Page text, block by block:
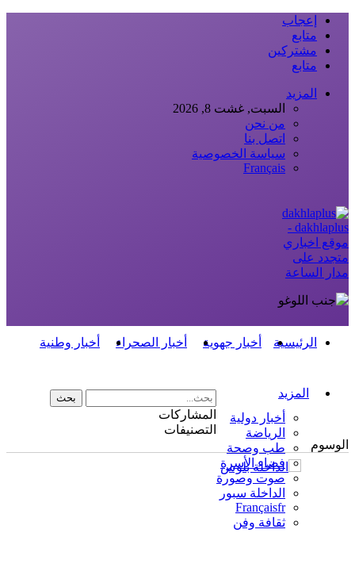
إعجاب
متابع
مشتركين
متابع
المزيد
السبت, غشت 8, 2026
من نحن
اتصل بنا
سياسة الخصوصية
Français
dakhlaplus -
موقع اخباري
متجدد على
مدار الساعة
الرئيسية أخبار جهوية أخبار الصحراء أخبار وطنية
المزيد
أخبار دولية
الرياضة
طب وصحة
فضاء الأسرة
صوت وصورة
الداخلة سبور
Françaisfr
ثقافة وفن
المشاركات
التصنيفات
الوسوم